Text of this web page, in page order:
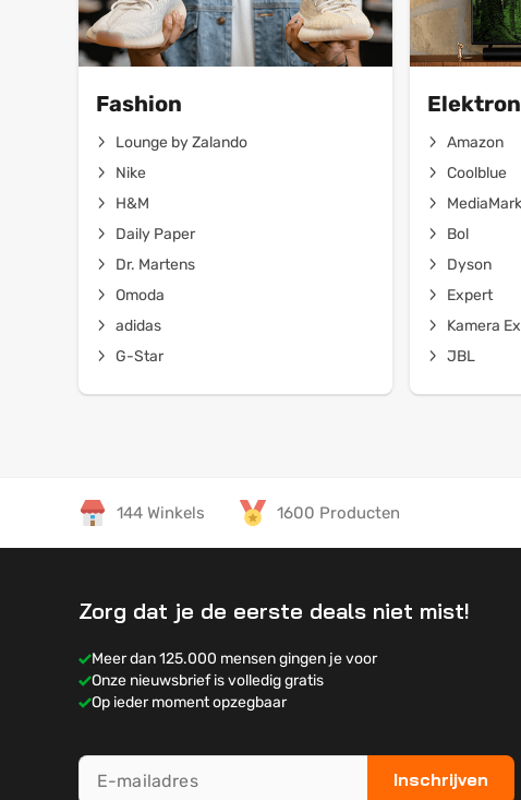
Fashion
Lounge by Zalando
Nike
H&M
Daily Paper
Dr. Martens
Omoda
adidas
G-Star
Amazon
Coolblue
Bol
Dyson
Expert
Kamera
JBL
144 Winkels 1600 Producten
Zorg dat je de eerste deals niet mist!
Meer dan 125.000 mensen gingen je voor
Onze nieuwsbrief is volledig gratis
Op ieder moment opzegbaar
Inschrijven